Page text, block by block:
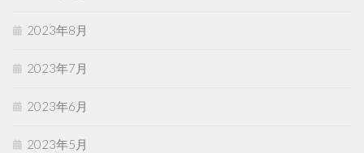
2023年8月
2023年7月
2023年6月
2023年5月